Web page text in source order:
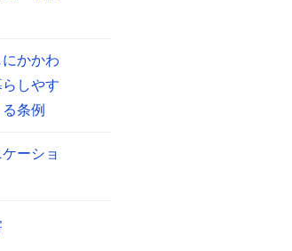
かかわ
しやす
条例
ーショ